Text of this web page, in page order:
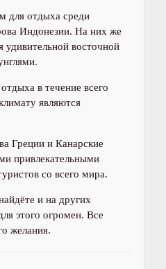
отдыха среди
Индонезии. На них же
удивительной восточной
в течение всего
являются
Греции и Канарские
привлекательными
со всего мира.
и на других
этого огромен. Все
желания.